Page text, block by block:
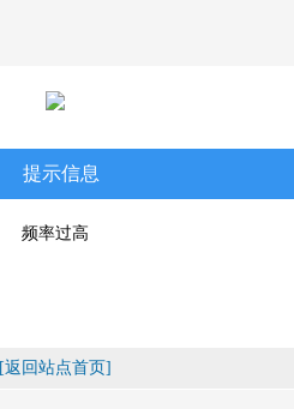
提示信息
频率过高
[返回站点首页]